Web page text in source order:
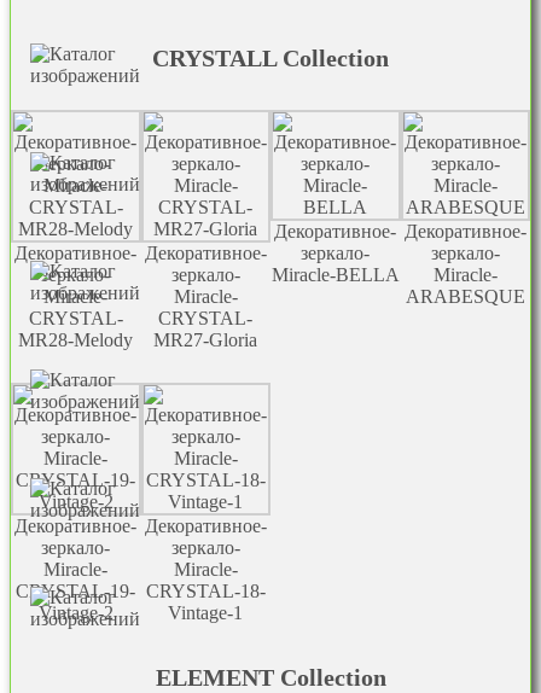
CRYSTALL Collection
Декоративное-
зеркало-
Miracle-
CRYSTAL-
MR28-Melody
Декоративное-
зеркало-
Miracle-
CRYSTAL-
MR27-Gloria
Декоративное-
зеркало-
Miracle-BELLA
Декоративное-
зеркало-
Miracle-
ARABESQUE
Декоративное-
зеркало-
Miracle-
CRYSTAL-19-
Vintage-2
Декоративное-
зеркало-
Miracle-
CRYSTAL-18-
Vintage-1
ELEMENT Collection